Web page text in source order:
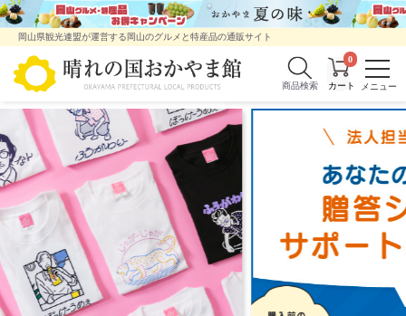
岡山県観光連盟が運営する岡山のグルメと特産品の通販サイト
商品検索
0